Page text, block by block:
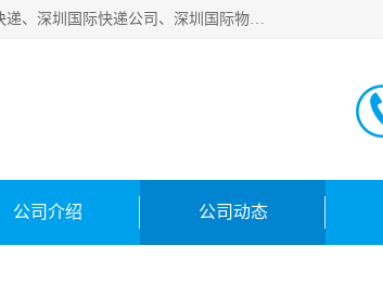
深圳市鑫飞速国际物流有限公司是一家从事深圳国际快递，业务涵盖范围：深圳DHL国际快递、深圳国际快递公司、深圳国际物流公司、深圳国际快递、深圳DHL国际快递电话可拨打全国服务热线：15019287411。欢迎各位亲来人来电到我司洽谈合作。
公司介绍 公司动态